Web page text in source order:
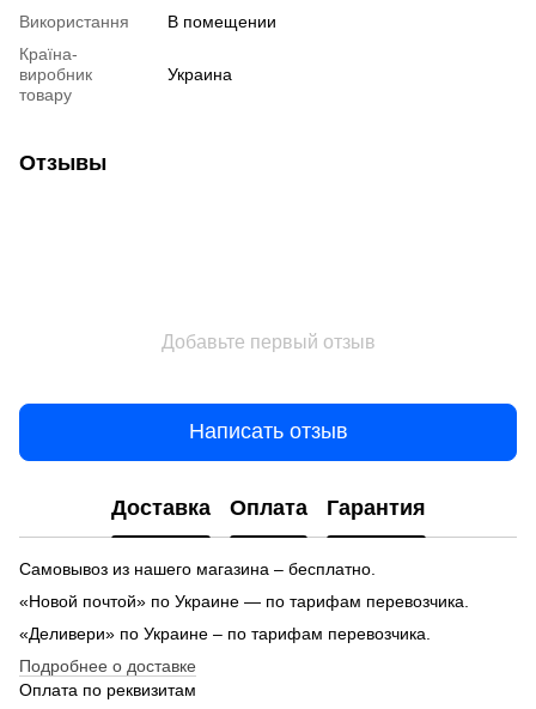
Використання
В помещении
Країна-
виробник
товару
Украина
Отзывы
Добавьте первый отзыв
Написать отзыв
Доставка Оплата Гарантия
Самовывоз из нашего магазина – бесплатно.
«Новой почтой» по Украине — по тарифам перевозчика.
«Деливери» по Украине – по тарифам перевозчика.
Подробнее о доставке
Оплата по реквизитам